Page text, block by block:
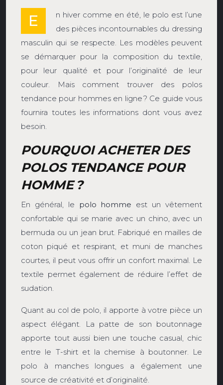
E
n hiver comme en été, le polo est l’une
des pièces incontournables du dressing
masculin qui se respecte. Les modèles peuvent
se démarquer pour la composition du textile,
pour leur qualité et pour l’originalité de leur
couleur. Mais comment trouver des polos
tendance pour hommes en ligne ? Ce guide vous
fournira toutes les informations dont vous avez
besoin.
POURQUOI ACHETER DES
POLOS TENDANCE POUR
HOMME ?
En général, le polo homme est un vêtement
confortable qui se marie avec un chino, avec un
bermuda ou un jean brut. Fabriqué en mailles de
coton piqué et respirant, et muni de manches
courtes, il peut vous offrir un confort maximal. Le
textile permet également de réduire l’effet de
sudation.
Quant au col de polo, il apporte à votre pièce un
aspect élégant. La patte de son boutonnage
apporte tout aussi bien une touche casual, chic
entre le T-shirt et la chemise à boutonner. Le
polo à manches longues a également une
source de créativité et d’originalité.